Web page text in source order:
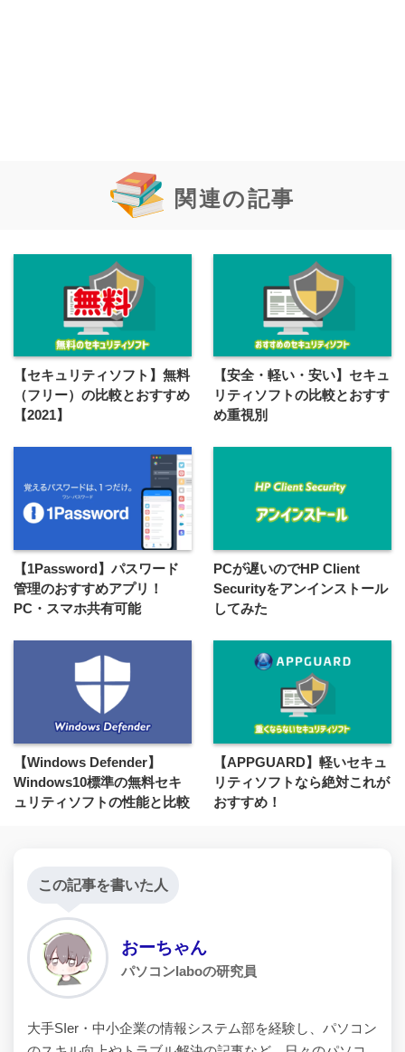
関連の記事
【セキュリティソフト】無料
（フリー）の比較とおすすめ
【2021】
【安全・軽い・安い】セキュ
リティソフトの比較とおすす
め重視別
【1Password】パスワード
管理のおすすめアプリ！
PC・スマホ共有可能
PCが遅いのでHP Client
Securityをアンインストール
してみた
【Windows Defender】
Windows10標準の無料セキ
ュリティソフトの性能と比較
【APPGUARD】軽いセキュ
リティソフトなら絶対これが
おすすめ！
この記事を書いた人
おーちゃん
パソコンlaboの研究員
大手SIer・中小企業の情報システム部を経験し、パソコン